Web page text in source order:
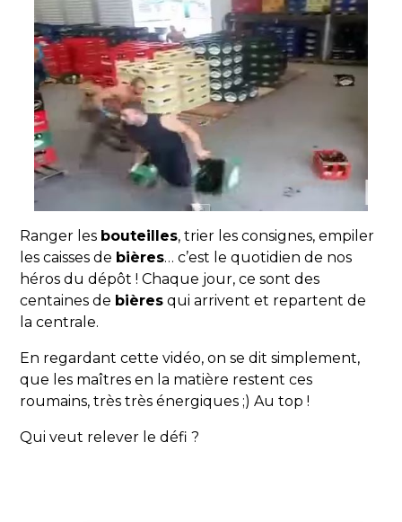
Ranger les bouteilles, trier les consignes, empiler
les caisses de bières… c’est le quotidien de nos
héros du dépôt ! Chaque jour, ce sont des
centaines de bières qui arrivent et repartent de
la centrale.
En regardant cette vidéo, on se dit simplement,
que les maîtres en la matière restent ces
roumains, très très énergiques ;) Au top !
Qui veut relever le défi ?